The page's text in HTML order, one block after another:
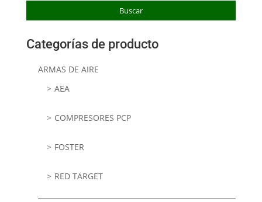
Buscar
Categorías de producto
ARMAS DE AIRE
AEA
COMPRESORES PCP
FOSTER
RED TARGET